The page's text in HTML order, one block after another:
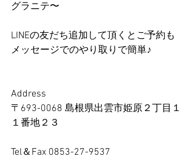
グラニテ〜
LINEの友だち追加して頂くとご予約も
メッセージでのやり取りで簡単♪
Address
〒693-0068 島根県出雲市姫原２丁目１
１番地２３
Tel＆Fax 0853-27-9537